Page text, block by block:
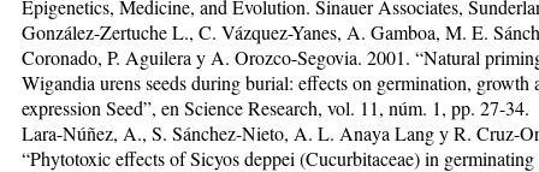
Epigenetics, Medicine, and Evolution. Sinauer Associates,
González-Zertuche L., C. Vázquez-Yanes, A. Gamboa, M. E.
Coronado, P. Aguilera y A. Orozco-Segovia. 2001. “Natural
Wigandia urens seeds during burial: effects on germination, growth
expression Seed”, en Science Research, vol. 11, núm. 1, pp. 27-34.
Lara-Núñez, A., S. Sánchez-Nieto, A. L. Anaya Lang y R. Cruz-
“Phytotoxic effects of Sicyos deppei (Cucurbitaceae) in